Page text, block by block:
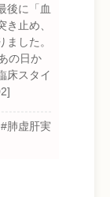
後に「血
止め、
した。
の日か
床スタイ
肺虚肝実